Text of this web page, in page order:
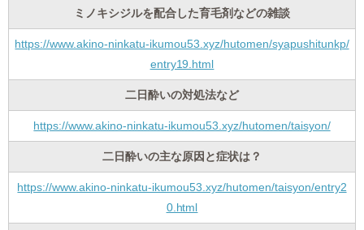
ミノキシジルを配合した育毛剤などの雑談
https://www.akino-ninkatu-ikumou53.xyz/hutomen/syapushitunkp/
entry19.html
二日酔いの対処法など
https://www.akino-ninkatu-ikumou53.xyz/hutomen/taisyon/
二日酔いの主な原因と症状は？
https://www.akino-ninkatu-ikumou53.xyz/hutomen/taisyon/entry2
0.html